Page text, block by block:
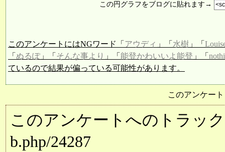
この円グラフをブログに貼れます→
このアンケートにはNGワード「 アウディ 」「 水樹 」「
「 ぬるぽ」「 そんな事より 」「 能登かわいいよ能登 」「
ているので結果が偏っている可能性があります。
このアンケー
このアンケートへのトラッ
b.php/24287